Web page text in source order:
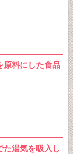
原料にした食品
た湯気を吸入し